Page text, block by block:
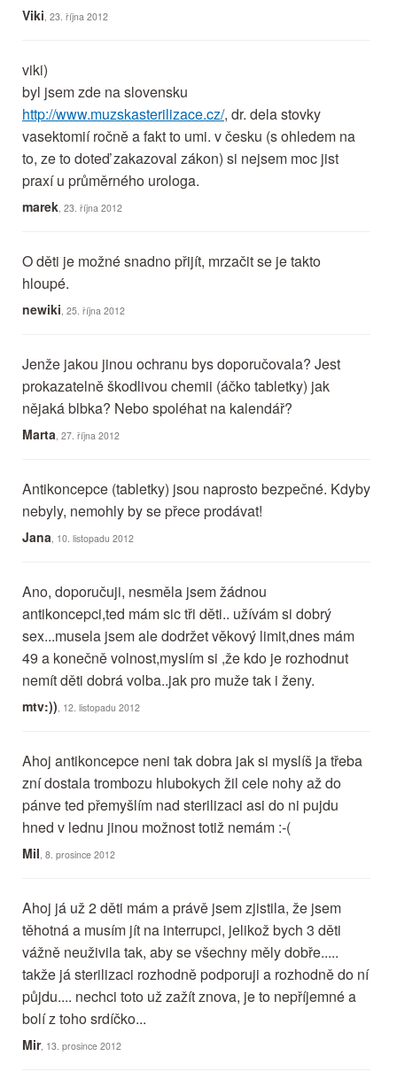
Viki , 23. října 2012
viki)
byl jsem zde na slovensku
http://www.muzskasterilizace.cz/, dr. dela stovky
vasektomií ročně a fakt to umi. v česku (s ohledem na
to, ze to doteď zakazoval zákon) si nejsem moc jist
praxí u průměrného urologa.
marek , 23. října 2012
O děti je možné snadno přijít, mrzačit se je takto
hloupé.
newiki , 25. října 2012
Jenže jakou jinou ochranu bys doporučovala? Jest
prokazatelně škodlivou chemii (áčko tabletky) jak
nějaká blbka? Nebo spoléhat na kalendář?
Marta , 27. října 2012
Antikoncepce (tabletky) jsou naprosto bezpečné. Kdyby
nebyly, nemohly by se přece prodávat!
Jana , 10. listopadu 2012
Ano, doporučuji, nesměla jsem žádnou
antikoncepci,ted mám sic tři děti.. užívám si dobrý
sex...musela jsem ale dodržet věkový limit,dnes mám
49 a konečně volnost,myslím si ,že kdo je rozhodnut
nemít děti dobrá volba..jak pro muže tak i ženy.
mtv:)) , 12. listopadu 2012
Ahoj antikoncepce neni tak dobra jak si myslíš ja třeba
zní dostala trombozu hlubokych žil cele nohy až do
pánve ted přemyšlím nad sterilizaci asi do ni pujdu
hned v lednu jinou možnost totiž nemám :-(
Mil , 8. prosince 2012
Ahoj já už 2 děti mám a právě jsem zjistila, že jsem
těhotná a musím jít na interrupci, jelikož bych 3 děti
vážně neuživila tak, aby se všechny měly dobře.....
takže já sterilizaci rozhodně podporuji a rozhodně do ní
půjdu.... nechci toto už zažít znova, je to nepříjemné a
bolí z toho srdíčko...
Mir, 13. prosince 2012